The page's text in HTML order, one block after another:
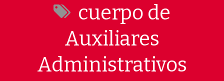
cuerpo de
Auxiliares
Administrativos